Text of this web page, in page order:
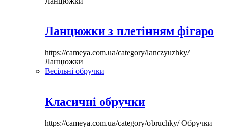
Ланцюжки з плетінням фігаро
https://cameya.com.ua/category/lanczyuzhky/
Ланцюжки
Весільні обручки
Класичні обручки
https://cameya.com.ua/category/obruchky/Обручки